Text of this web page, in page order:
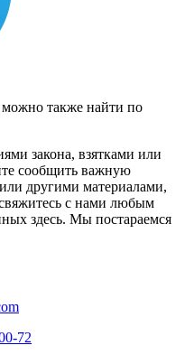
также найти по
закона, взятками или
сообщить важную
другими материалами,
с нами любым
здесь. Мы постараемся
72